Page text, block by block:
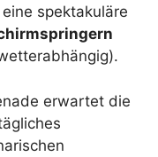
spektakuläre
erwartet die